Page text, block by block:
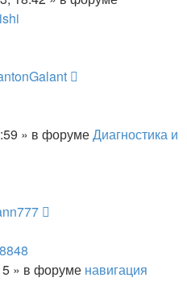
» в форумеДиагностика и
» в форуме навигация